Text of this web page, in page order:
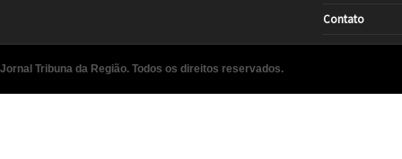
Contato
Jornal Tribuna da Região. Todos os direitos reservados.